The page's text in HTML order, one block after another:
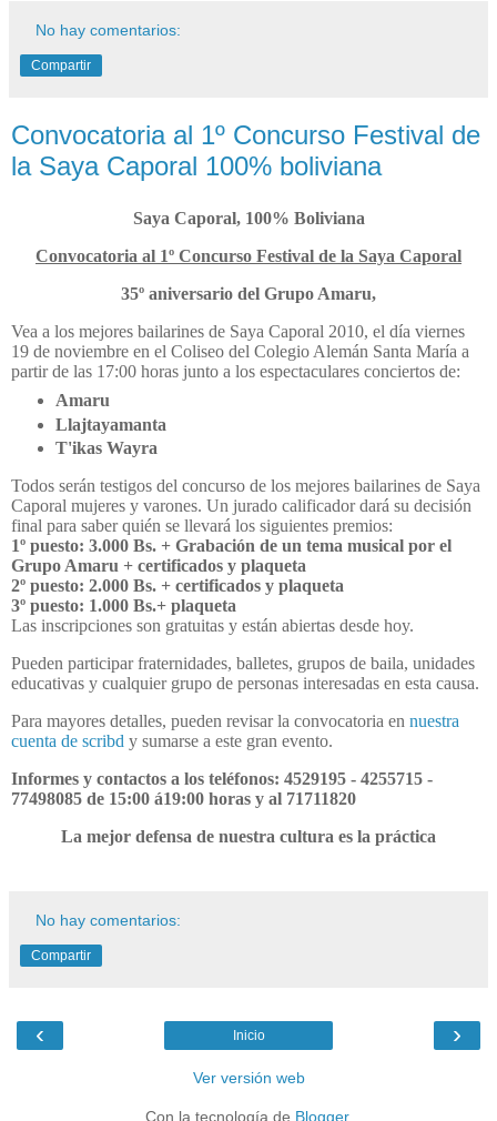
No hay comentarios:
Compartir
Convocatoria al 1º Concurso Festival de
la Saya Caporal 100% boliviana
Saya Caporal, 100% Boliviana
Convocatoria al 1º Concurso Festival de la Saya Caporal
35º aniversario del Grupo Amaru,
Vea a los mejores bailarines de Saya Caporal 2010, el día viernes
19 de noviembre en el Coliseo del Colegio Alemán Santa María a
partir de las 17:00 horas junto a los espectaculares conciertos de:
Amaru
Llajtayamanta
T'ikas Wayra
Todos serán testigos del concurso de los mejores bailarines de Saya
Caporal mujeres y varones. Un jurado calificador dará su decisión
final para saber quién se llevará los siguientes premios:
1º puesto: 3.000 Bs. + Grabación de un tema musical por el
Grupo Amaru + certificados y plaqueta
2º puesto: 2.000 Bs. + certificados y plaqueta
3º puesto: 1.000 Bs.+ plaqueta
Las inscripciones son gratuitas y están abiertas desde hoy.
Pueden participar fraternidades, balletes, grupos de baila, unidades
educativas y cualquier grupo de personas interesadas en esta causa.
Para mayores detalles, pueden revisar la convocatoria en nuestra
cuenta de scribd y sumarse a este gran evento.
Informes y contactos a los teléfonos: 4529195 - 4255715 -
77498085 de 15:00 á19:00 horas y al 71711820
La mejor defensa de nuestra cultura es la práctica
No hay comentarios:
Compartir
‹ ›
Inicio
Ver versión web
Con la tecnología de Blogger.